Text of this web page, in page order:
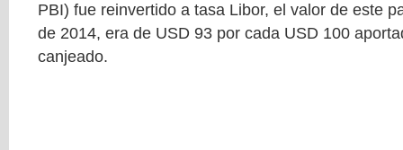
PBI) fue reinvertido a tasa Libor, el valor de este
de 2014, era de USD 93 por cada USD 100
canjeado.